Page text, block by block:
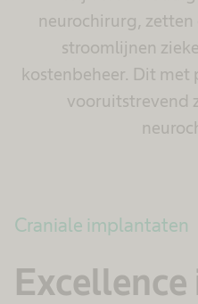
neurochirurg,
stroomlijnen
kostenbeheer. Dit met
vooruitstrevend
Craniale implantaten
Excellence